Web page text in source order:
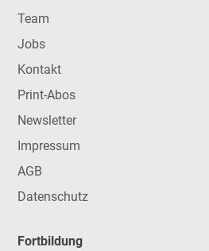
Team
Jobs
Kontakt
Print-Abos
Newsletter
Impressum
AGB
Datenschutz
Fortbildung